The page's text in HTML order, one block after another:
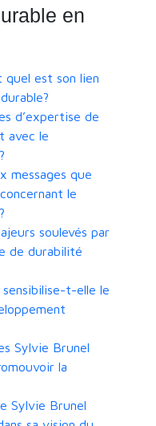
en
est son lien
d’expertise de
avec le
messages que
le
soulevés par
de durabilité
t-elle le
Sylvie Brunel
la
Sylvie Brunel